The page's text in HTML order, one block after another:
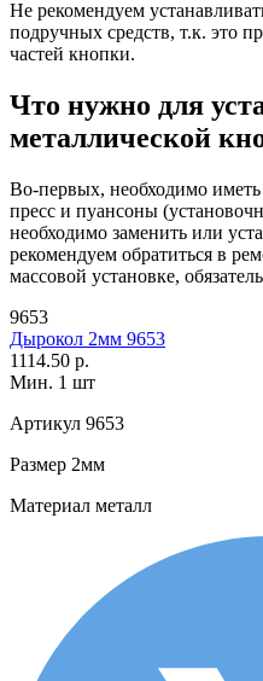
Не рекомендуем
подручных средств, т.к. это
частей кнопки.
Что нужно для
металлической
Во-первых, необходимо иметь
пресс и пуансоны
необходимо заменить или
рекомендуем обратиться в
массовой установке,
9653
Дырокол 2мм 9653
1114.50 р.
Мин. 1 шт
Артикул 9653
Размер 2мм
Материал металл